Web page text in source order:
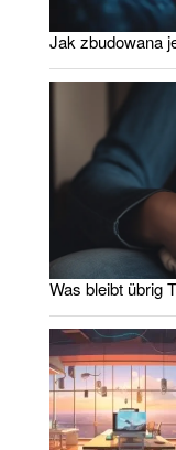
Jak zbudowana
Was bleibt übrig